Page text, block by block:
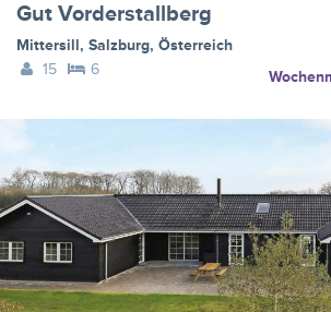
Gut Vorderstallberg
Mittersill, Salzburg, Österreich
15
6